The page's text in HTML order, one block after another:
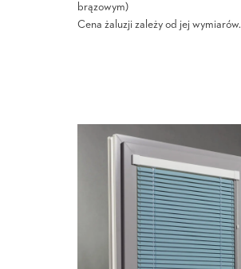
brązowym)
Cena żaluzji zależy od jej wymiarów.